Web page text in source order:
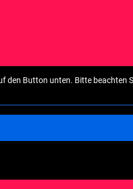
den Button unten. Bitte beachten